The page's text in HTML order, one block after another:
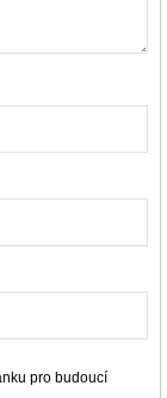
pro budoucí